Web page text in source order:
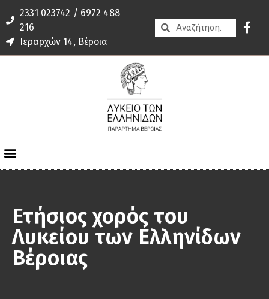
2331 023742 / 6972 488
216
Ιεραρχών 14, Βέροια
Ετήσιος χορός του
Λυκείου των Ελληνίδων
Βέροιας